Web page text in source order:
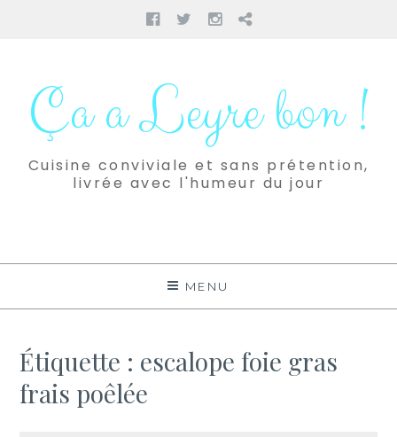
Facebook
TwitterInstagram
Pinterest
contenuÇa a Leyre bon !
Cuisine conviviale et sans prétention,
livrée avec l'humeur du jour
MENU
Étiquette : escalope foie gras
frais poêlée